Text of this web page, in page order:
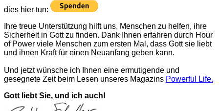
dies hier tun:
Ihre treue Unterstützung hilft uns, Menschen zu helfen, ihre
Sicherheit in Gott zu finden. Dank Ihnen erfahren durch Hour
of Power viele Menschen zum ersten Mal, dass Gott sie liebt
und ihnen Kraft für einen Neuanfang geben kann.
Und jetzt wünsche ich Ihnen eine ermutigende und
gesegnete Zeit beim Lesen unseres Magazins Powerful Life.
Gott liebt Sie, und ich auch!